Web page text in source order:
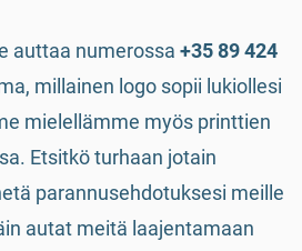
auttaa numerossa +35 89 424
millainen logo sopii lukiollesi
mielellämme myös printtien
Etsitkö turhaan jotain
parannusehdotuksesi meille
autat meitä laajentamaan